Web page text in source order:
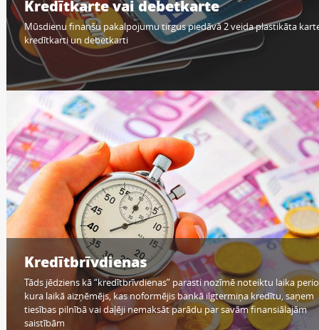
Kredītkarte vai debetkarte
Mūsdienu finanšu pakalpojumu tirgus piedāvā 2 veida plastikāta
kredītkarti un debetkarti
Kredītbrīvdienas
Tāds jēdziens kā “kredītbrīvdienas” parasti nozīmē noteiktu laika
kura laikā aizņēmējs, kas noformējis bankā ilgtermiņa kredītu, saņem
tiesības pilnībā vai daļēji nemaksāt parādu par savām finansiālajām
saistībām